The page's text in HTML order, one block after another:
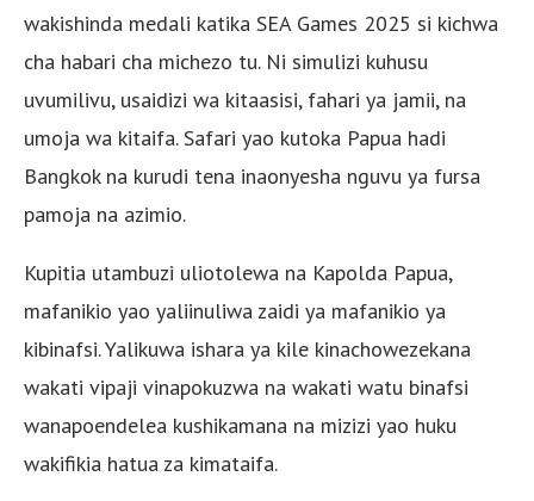
wakishinda medali katika SEA Games 2025 si kichwa
cha habari cha michezo tu. Ni simulizi kuhusu
uvumilivu, usaidizi wa kitaasisi, fahari ya jamii, na
umoja wa kitaifa. Safari yao kutoka Papua hadi
Bangkok na kurudi tena inaonyesha nguvu ya fursa
pamoja na azimio.
Kupitia utambuzi uliotolewa na Kapolda Papua,
mafanikio yao yaliinuliwa zaidi ya mafanikio ya
kibinafsi. Yalikuwa ishara ya kile kinachowezekana
wakati vipaji vinapokuzwa na wakati watu binafsi
wanapoendelea kushikamana na mizizi yao huku
wakifikia hatua za kimataifa.